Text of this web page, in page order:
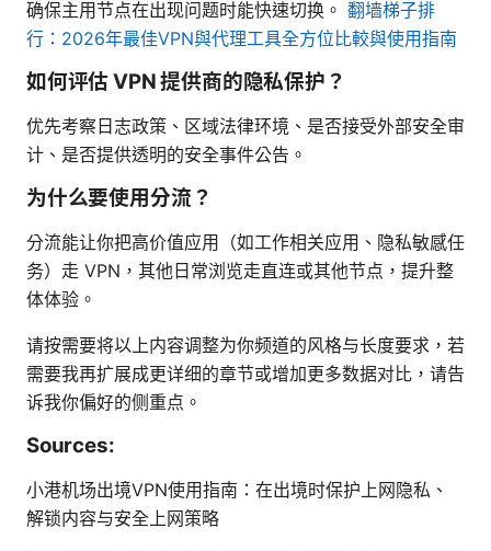
确保主用节点在出现问题时能快速切换。 翻墙梯子排
行：2026年最佳VPN與代理工具全方位比較與使用指南
如何评估 VPN 提供商的隐私保护？
优先考察日志政策、区域法律环境、是否接受外部安全审
计、是否提供透明的安全事件公告。
为什么要使用分流？
分流能让你把高价值应用（如工作相关应用、隐私敏感任
务）走 VPN，其他日常浏览走直连或其他节点，提升整
体体验。
请按需要将以上内容调整为你频道的风格与长度要求，若
需要我再扩展成更详细的章节或增加更多数据对比，请告
诉我你偏好的侧重点。
Sources:
小港机场出境VPN使用指南：在出境时保护上网隐私、
解锁内容与安全上网策略